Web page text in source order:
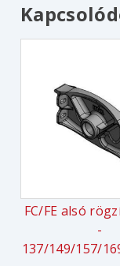
FC/FE alsó
-
137/149/157/